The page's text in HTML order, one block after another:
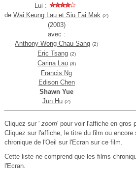
Lui :
deWai Keung Lau et Siu Fai Mak (2)
(2003)
avec :
Anthony Wong Chau-Sang (2)
Eric Tsang (2)
Carina Lau (8)
Francis Ng
Edison Chen
Shawn Yue
Jun Hu (2)
Cliquez sur ' zoom' pour voir l'affiche en gros
Cliquez sur l'affiche, le titre du film ou encore
chronique de l'Oeil sur l'Ecran sur ce film.
Cette liste ne comprend que les films
l'Ecran.